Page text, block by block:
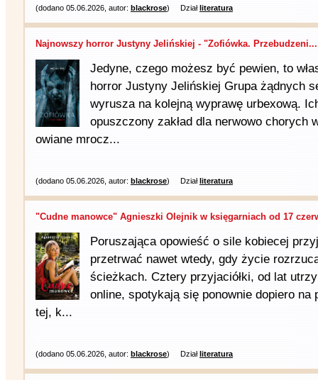
(dodano 05.06.2026, autor: blackrose) Działliteratura
Najnowszy horror Justyny Jelińskiej - "Zofiówka. Przebudzeni...
Jedyne, czego możesz być pewien, to
horror Justyny Jelińskiej Grupa żądnych
wyrusza na kolejną wypra­wę urbexową.
opuszczony zakład dla nerwowo chorych
owiane mrocz...
(dodano 05.06.2026, autor: blackrose) Działliteratura
"Cudne manowce" Agnieszki Olejnik w księgarniach od 17
Poruszająca opowieść o sile kobiecej
przetrwać nawet wtedy, gdy życie
ścieżkach. Cztery przyjaciółki, od lat
online, spotykają się ponownie dopiero na
tej, k...
(dodano 05.06.2026, autor: blackrose) Działliteratura